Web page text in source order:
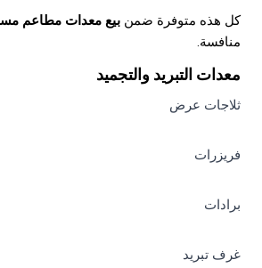
كل هذه متوفرة ضمن بيع معدات مطاعم
منافسة.
معدات التبريد والتجميد
ثلاجات عرض
فريزرات
برادات
غرف تبريد